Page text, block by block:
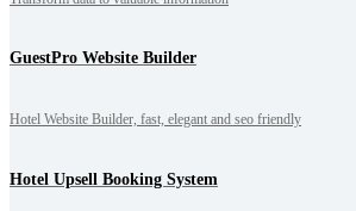
GuestPro Website Builder
Hotel Website Builder, fast, elegant and seo friendly
Hotel Upsell Booking System